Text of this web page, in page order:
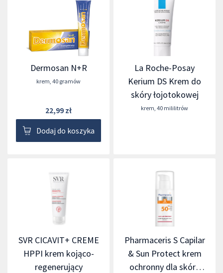
Dermosan N+R
krem, 40 gramów
22,99 zł
Dodaj do koszyka
La Roche-Posay
Kerium DS Krem do
skóry łojotokowej
krem, 40 mililitrów
SVR CICAVIT+ CREME
HPPI krem kojąco-
regenerujący
Pharmaceris S Capilar
& Sun Protect krem
ochronny dla skóry